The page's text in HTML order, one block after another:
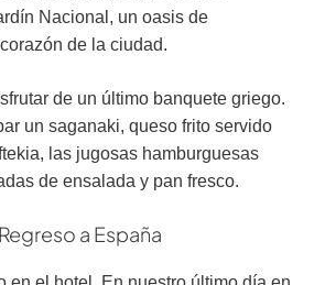
Nacional, un oasis de
de la ciudad.
de un último banquete griego.
un saganaki, queso frito servido
las jugosas hamburguesas
de ensalada y pan fresco.
a España